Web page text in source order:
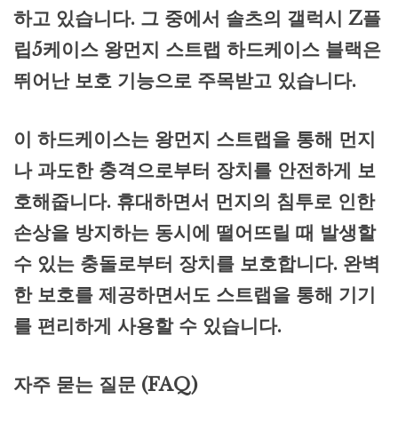
하고 있습니다. 그 중에서 솔츠의 갤럭시 Z플
립5케이스 왕먼지 스트랩 하드케이스 블랙은
뛰어난 보호 기능으로 주목받고 있습니다.
이 하드케이스는 왕먼지 스트랩을 통해 먼지
나 과도한 충격으로부터 장치를 안전하게 보
호해줍니다. 휴대하면서 먼지의 침투로 인한
손상을 방지하는 동시에 떨어뜨릴 때 발생할
수 있는 충돌로부터 장치를 보호합니다. 완벽
한 보호를 제공하면서도 스트랩을 통해 기기
를 편리하게 사용할 수 있습니다.
자주 묻는 질문 (FAQ)